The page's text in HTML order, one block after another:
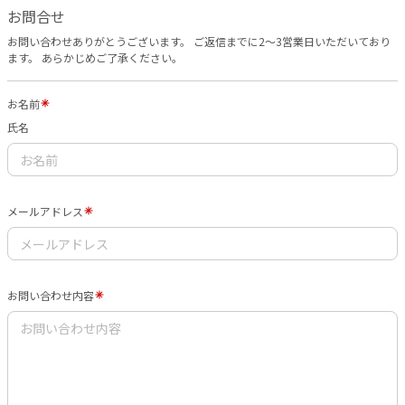
お問合せ
お問い合わせありがとうございます。 ご返信までに2〜3営業日いただいており
ます。 あらかじめご了承ください。
お名前
氏名
メールアドレス
お問い合わせ内容